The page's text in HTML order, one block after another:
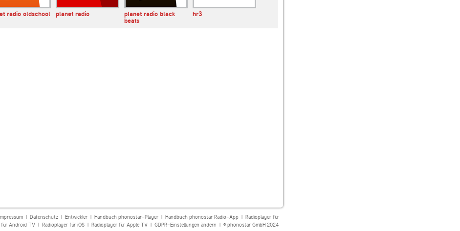
radio oldschool planet radio
planet radio black
beats
hr3
| Datenschutz| Entwickler| Handbuch phonostar-Player| Handbuch phonostar Radio-App| Radioplayer für
für Android TV| Radioplayer für iOS| Radioplayer für Apple TV| GDPR-Einstellungen ändern | © phonostar GmbH 2024